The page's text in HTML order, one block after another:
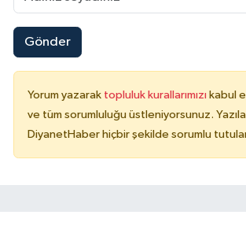
Gönder
Yorum yazarak topluluk kurallarımızı kabul
ve tüm sorumluluğu üstleniyorsunuz.
DiyanetHaber hiçbir şekilde sorumlu